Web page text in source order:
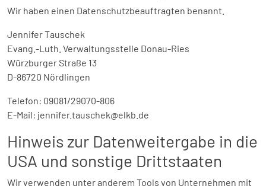
Wir haben einen Datenschutzbeauftragten benannt.
Jennifer Tauschek
Evang.-Luth. Verwaltungsstelle Donau-Ries
Würzburger Straße 13
D-86720 Nördlingen
Telefon: 09081/29070-806
E-Mail: jennifer.tauschek@elkb.de
Hinweis zur Datenweitergabe in die
USA und sonstige Drittstaaten
Wir verwenden unter anderem Tools von Unternehmen mit